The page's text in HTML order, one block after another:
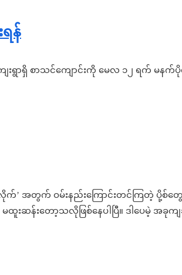
န်
ေးရွာရှိ စာသင်ကျောင်းကို မေလ ၁၂ ရက် မနက်
ကိုလိုက်’ အတွက် ဝမ်းနည်းကြောင်းတင်ကြတဲ့ ပို့
ဆန်းတော့သလိုဖြစ်နေပါပြီ။ ဒါပေမဲ့ အခု